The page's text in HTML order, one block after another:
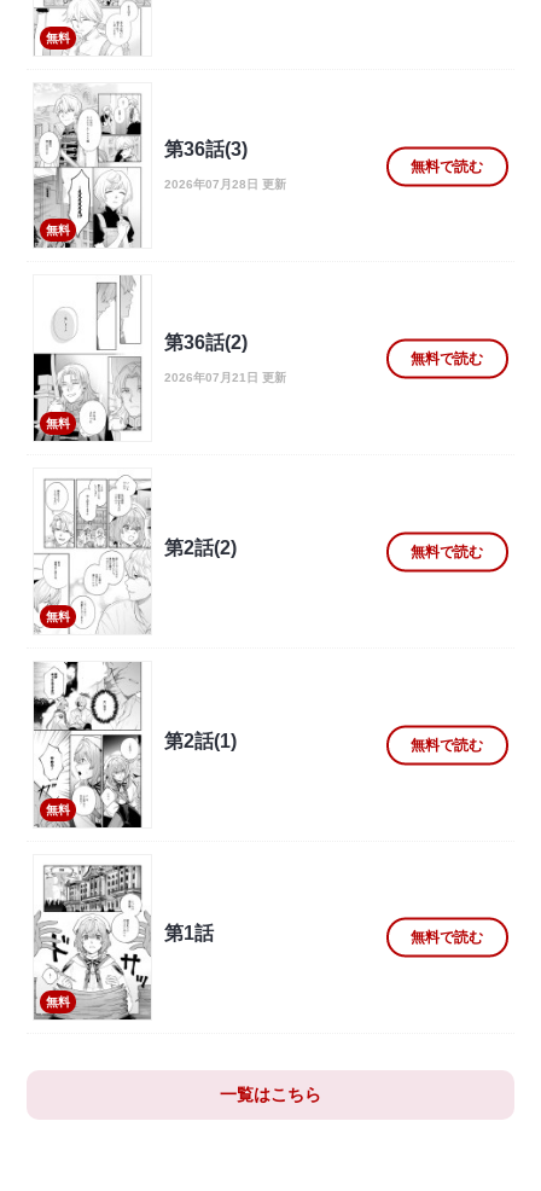
無料
無料
第36話(3)
2026年07月28日 更新
無料で読む
無料
第36話(2)
2026年07月21日 更新
無料で読む
無料
第2話(2) 無料で読む
無料
第2話(1) 無料で読む
無料
第1話 無料で読む
一覧はこちら